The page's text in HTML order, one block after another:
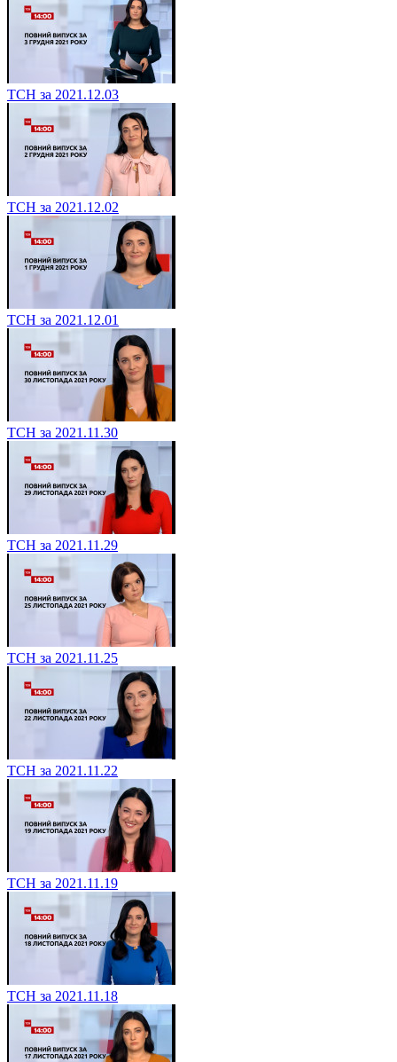
ТСН за 2021.12.03
ТСН за 2021.12.02
ТСН за 2021.12.01
ТСН за 2021.11.30
ТСН за 2021.11.29
ТСН за 2021.11.25
ТСН за 2021.11.22
ТСН за 2021.11.19
ТСН за 2021.11.18